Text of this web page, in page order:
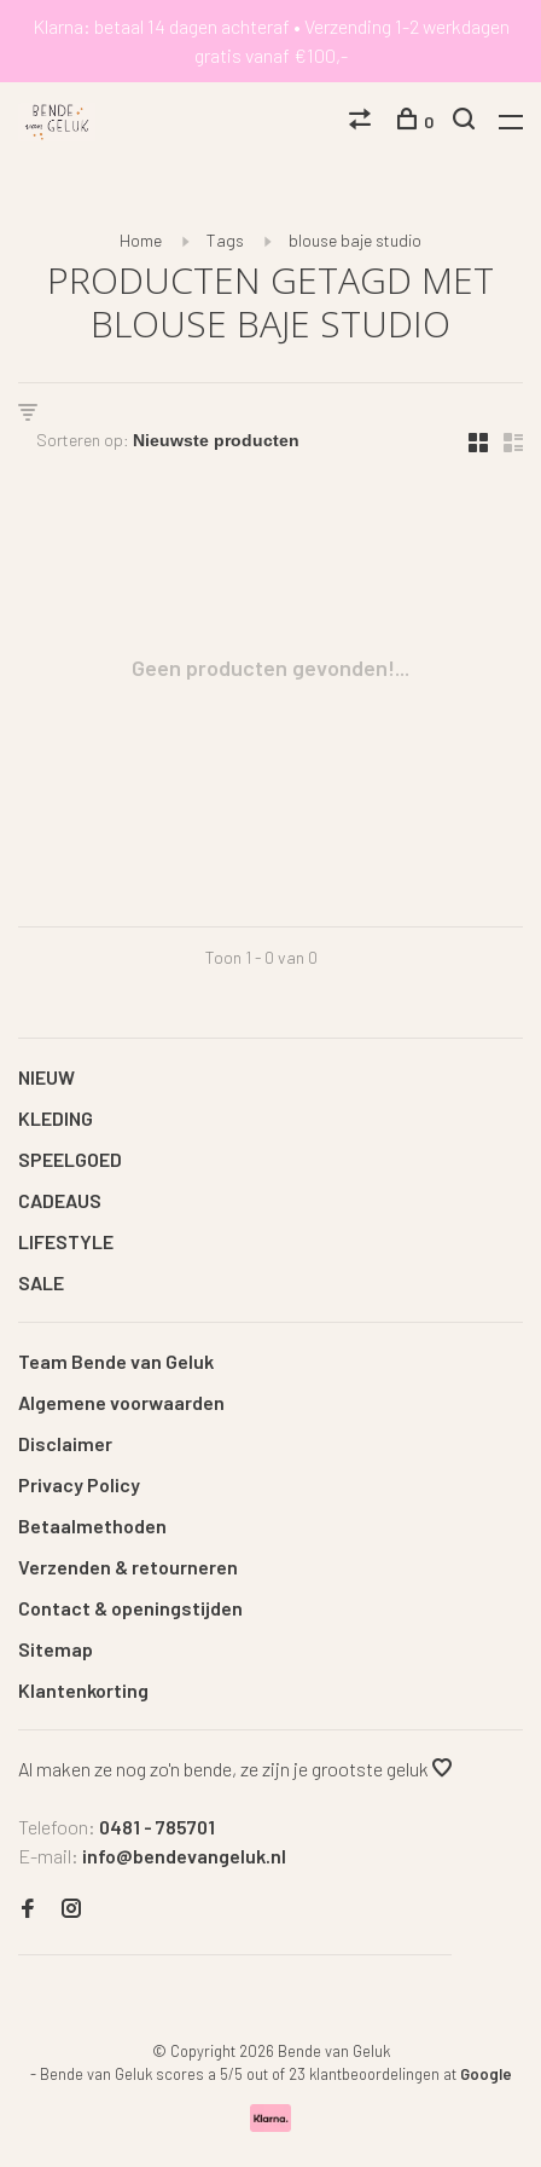
Klarna: betaal 14 dagen achteraf • Verzending 1-2 werkdagen
gratis vanaf €100,-
0
Home Tags blouse baje studio
PRODUCTEN GETAGD MET
BLOUSE BAJE STUDIO
Sorteren op:
Geen producten gevonden!...
Toon 1 - 0 van 0
NIEUW
KLEDING
SPEELGOED
CADEAUS
LIFESTYLE
SALE
Team Bende van Geluk
Algemene voorwaarden
Disclaimer
Privacy Policy
Betaalmethoden
Verzenden & retourneren
Contact & openingstijden
Sitemap
Klantenkorting
Al maken ze nog zo'n bende, ze zijn je grootste geluk
Telefoon: 0481 - 785701
E-mail: info@bendevangeluk.nl
© Copyright 2026 Bende van Geluk
- Bende van Geluk scores a 5/5 out of 23 klantbeoordelingen at Google